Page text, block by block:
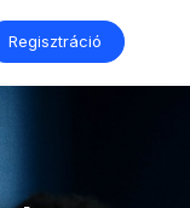
Regisztráció